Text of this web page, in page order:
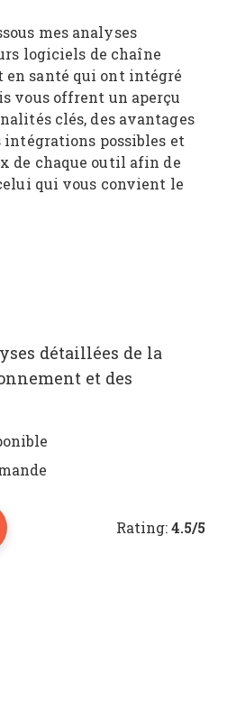
mes analyses
logiciels de chaîne
en santé qui ont intégré
vous offrent un aperçu
clés, des avantages
possibles et
de chaque outil afin de
qui vous convient le
détaillées de la
et des
Rating:4.5/5